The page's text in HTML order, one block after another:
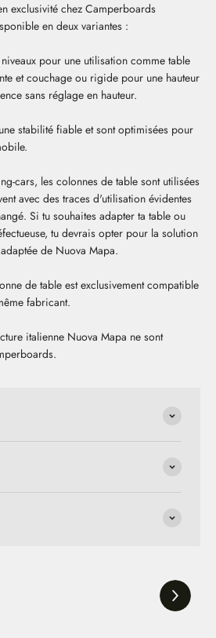
exclusivité chez Camperboards
en deux variantes :
pour une utilisation comme table
et couchage ou rigide pour une hauteur
sans réglage en hauteur.
stabilité fiable et sont optimisées pour
cars, les colonnes de table sont utilisées
avec des traces d'utilisation évidentes
Si tu souhaites adapter ta table ou
tu devrais opter pour la solution
de Nuova Mapa.
de table est exclusivement compatible
fabricant.
italienne Nuova Mapa ne sont